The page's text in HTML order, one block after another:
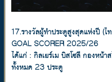
17.รางวัลผู้ทำประตูสูงสุดแห่งปี (
GOAL SCORER 2025/26
ได้แก่ : กิลเยร์เม บิสโซลี กองหน้า
ทั้งหมด 23 ประตู